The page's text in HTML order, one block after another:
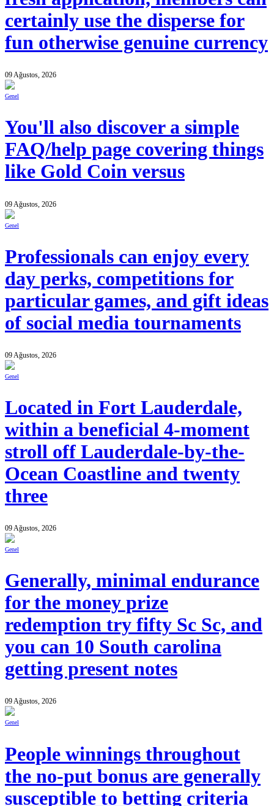
certainly use the disperse for
fun otherwise genuine currency
09 Ağustos, 2026
Genel
You'll also discover a simple
FAQ/help page covering things
like Gold Coin versus
09 Ağustos, 2026
Genel
Professionals can enjoy every
day perks, competitions for
particular games, and gift ideas
of social media tournaments
09 Ağustos, 2026
Genel
Located in Fort Lauderdale,
within a beneficial 4-moment
stroll off Lauderdale-by-the-
Ocean Coastline and twenty
three
09 Ağustos, 2026
Genel
Generally, minimal endurance
for the money prize
redemption try fifty Sc Sc, and
you can 10 South carolina
getting present notes
09 Ağustos, 2026
Genel
People winnings throughout
the no-put bonus are generally
susceptible to betting criteria